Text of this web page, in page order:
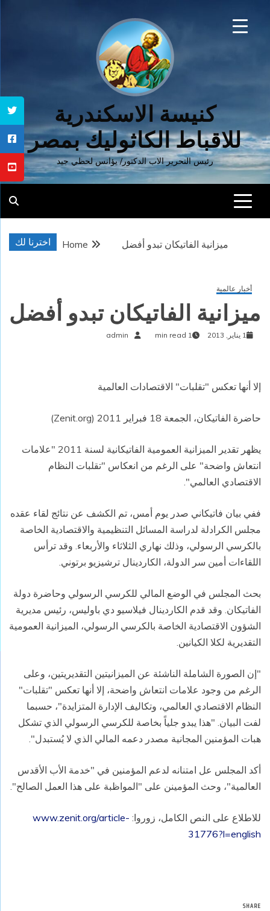
كنيسة الاسكندرية
للاقباط الكاثوليك بمصر
رئيس التحرير الاب الدكتور/ يؤانس لحظي جيد
اخترنا لك Home ميزانية الفاتيكان تبدو أفضل
أخبار عالمية
ميزانية الفاتيكان تبدو أفضل
1 يناير, 2013 1 min read
admin
إلا أنها تعكس "تقلبات" الاقتصادات العالمية
حاضرة الفاتيكان، الجمعة 18 فبراير 2011 (Zenit.org)
يظهر تقدير الميزانية العمومية الفاتيكانية لسنة 2011 "علامات
انتعاش واضحة" على الرغم من انعكاس "تقلبات النظام
الاقتصادي العالمي".
ففي بيان فاتيكاني صدر يوم أمس، تم الكشف عن نتائج لقاء عقده
مجلس الكرادلة لدراسة المسائل التنظيمية والاقتصادية الخاصة
بالكرسي الرسولي، وذلك نهاري الثلاثاء والأربعاء. وقد ترأس
اللقاءات أمين سر الدولة، الكاردينال ترشيزيو برتوني.
بحث المجلس في الوضع المالي للكرسي الرسولي وحاضرة دولة
الفاتيكان. وقد قدم الكاردينال فيلاسيو دي باوليس، رئيس مديرية
الشؤون الاقتصادية الخاصة بالكرسي الرسولي، الميزانية العمومية
التقديرية لكلا الكيانين.
"إن الصورة الشاملة الناشئة عن الميزانيتين التقديريتين، وعلى
الرغم من وجود علامات انتعاش واضحة، إلا أنها تعكس "تقلبات"
النظام الاقتصادي العالمي، وتكاليف الإدارة المتزايدة"، حسبما
لفت البيان. "هذا يبدو جلياً بخاصة للكرسي الرسولي الذي تشكل
هبات المؤمنين المجانية مصدر دعمه المالي الذي لا يُستبدل".
أكد المجلس عل امتنانه لدعم المؤمنين في "خدمة الأب الأقدس
العالمية"، وحث المؤمينن على "المواظبة على هذا العمل الصالح".
للاطلاع على النص الكامل، زوروا: www.zenit.org/article-
31776?l=english
SHARE